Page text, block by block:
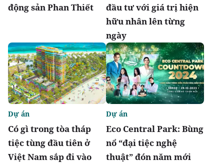
động sản Phan Thiết
đầu tư với giá trị hiện
hữu nhân lên từng
ngày
Có gì trong tòa tháp
tiệc tùng đầu tiên ở
Việt Nam sắp đi vào
Dự án
Eco Central Park: Bùng
nổ “đại tiệc nghệ
thuật” đón năm mới
Dự án